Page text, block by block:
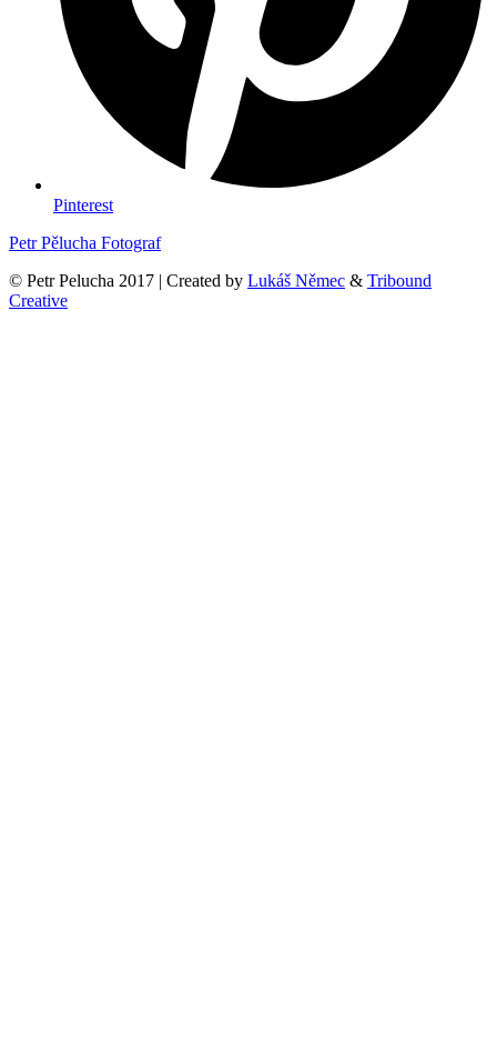
Pinterest
Petr Pělucha Fotograf
© Petr Pelucha 2017 | Created by Lukáš Němec & Tribound
Creative